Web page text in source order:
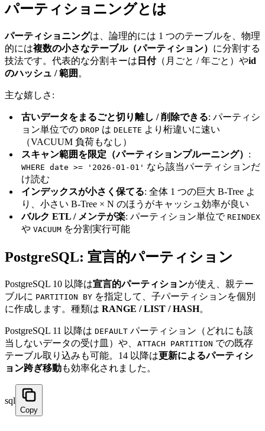
パーティショニングとは
パーティショニングは、論理的には 1 つのテーブルを、物理
的には複数の小さなテーブル（パーティション） に分割する
技法です。代表的な分割キーは 日付（月ごと / 年ごと）やid
のハッシュ / 範囲 。
主な嬉しさ:
古いデータをまるごと切り離し / 削除できる: パーティシ
ョン単位での DROP は DELETE より桁違いに速い
（VACUUM 負荷もなし）
スキャン範囲を限定（パーティションプルーニング） :
WHERE date >= '2026-01-01' なら該当パーティションだ
け読む
インデックスが小さく保てる: 全体 1 つの巨大 B-Tree よ
り、小さい B-Tree × N のほうがキャッシュ効率が良い
バルク ETL / メンテが楽: パーティション単位で REINDEX
や VACUUM を分割実行可能
PostgreSQL: 宣言的パーティション
PostgreSQL 10 以降は宣言的パーティションが使え、親テー
ブルに PARTITION BY を指定して、子パーティションを個別
に作成します。種類は RANGE / LIST / HASH。
PostgreSQL 11 以降は DEFAULT パーティション（どれにも該
当しないデータの受け皿）や、 ATTACH PARTITION での既存
テーブル取り込みも可能。14 以降は更新によるパーティシ
ョン跨ぎ移動も効率化されました。
sql
Copy